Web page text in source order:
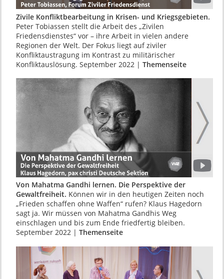
Zivile Konfliktbearbeitung in Krisen- und Kriegsgebieten.
Peter Tobiassen stellt die Arbeit des „Zivilen
Friedensdienstes“ vor – ihre Arbeit in vielen andere
Regionen der Welt. Der Fokus liegt auf ziviler
Konfliktaustragung im Kontrast zu militärischer
Konfliktauslösung. September 2022 | Themenseite
Von Mahatma Gandhi lernen. Die Perspektive der
Gewaltfreiheit. Können wir in den heutigen Zeiten noch
„Frieden schaffen ohne Waffen“ rufen? Klaus Hagedorn
sagt ja. Wir müssen von Mahatma Gandhis Weg
einschlagen und bis zum Ende friedfertig bleiben.
September 2022 | Themenseite